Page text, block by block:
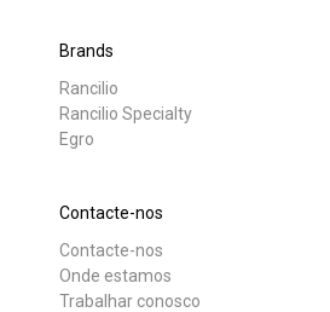
Brands
Rancilio
Rancilio Specialty
Egro
Contacte-nos
Contacte-nos
Onde estamos
Trabalhar conosco